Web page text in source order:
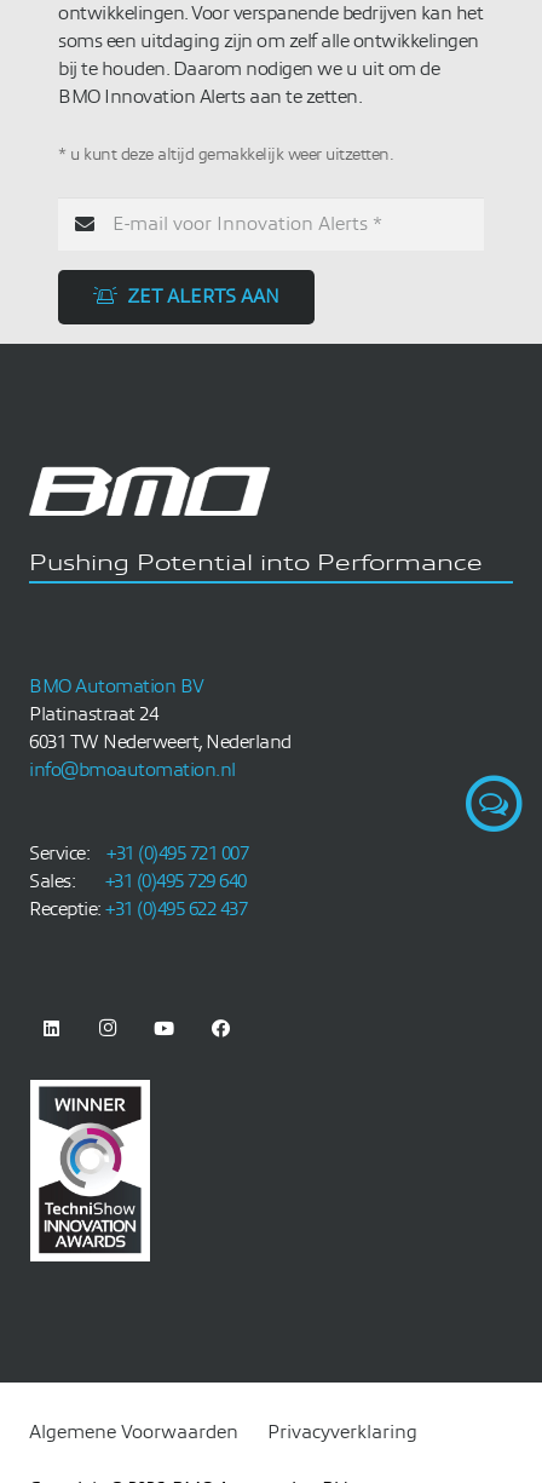
ontwikkelingen. Voor verspanende bedrijven kan het
soms een uitdaging zijn om zelf alle ontwikkelingen
bij te houden. Daarom nodigen we u uit om de
BMO Innovation Alerts aan te zetten.
* u kunt deze altijd gemakkelijk weer uitzetten.
ZET ALERTS AAN
Pushing Potential into Performance
BMO Automation BV
Platinastraat 24
6031 TW Nederweert, Nederland
info@bmoautomation.nl
Service: +31 (0)495 721 007
Sales: +31 (0)495 729 640
Receptie: +31 (0)495 622 437
Algemene Voorwaarden Privacyverklaring